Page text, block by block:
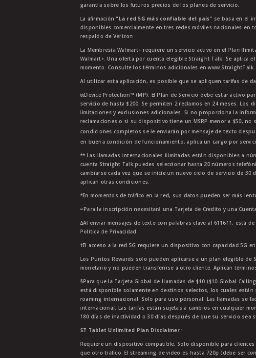
garantía sobre los futuros precios de los planes de servicio.
La afirmación"La red 5G más confiable del país" se basa en el
disponibles comercialmente en tres redes móviles nacionales
respaldo de Verizon.
La Membresía Walmart+ requiere un servicio activo en el Plan
Walmart+. Una oferta por cuenta elegible Straight Talk. Se aplica
momento. Consulte los términos adicionales en
Al utilizar esta aplicación, es posible que se apliquen tarifas de
ŧŧDevice Protection™ (MP): El Plan de Servicio debe estar activo
servicio de hasta $200. Se permiten 2 reclamos en 24 meses.
limitaciones y exclusiones adicionales. Si no proporciona la
reclamaciones o si su dispositivo tiene un MSRP menor a $50,
condiciones completos se le enviarán por mensaje de texto
en buena condición de funcionamiento, aplica un cargo por
** Las llamadas internacionales ilimitadas están disponibles a
cuenta Straight Talk puedes seleccionar hasta 20 números
cambiarse cada vez que se inicie un nuevo ciclo de servicio de
aplican otras condiciones.
*En momentos de tráfico en la red, sus datos pueden ser más
∞Para la inscripción necesitará una Tarjeta de Credito y una
∆Al enviar mensajes de texto con palabras clave al 611611, está
Política de Privacidad.
†El acceso a la red 5G requiere un dispositivo con capacidad 5G
Los Puntos Rewards solo pueden aplicarse a un plan elegible
monetario y no pueden transferirse a otro cliente. Aplican
§Para que la Tarjeta Global de Llamadas de $10 ($10 Global
está disponible solamente en destinos selectos, los cuales están
roaming internacional. Solo para uso personal. Las llamadas se
internacional. Las tarifas están sujetas a cambios en cualquier
180 días de inactividad o 30 días después de que su servicio
ST Tablet Unlimited Plan Disclaimer:
Requiere un dispositivo compatible. Solo disponible para
que otro tráfico. El streaming de video es hasta 720p (debe ser